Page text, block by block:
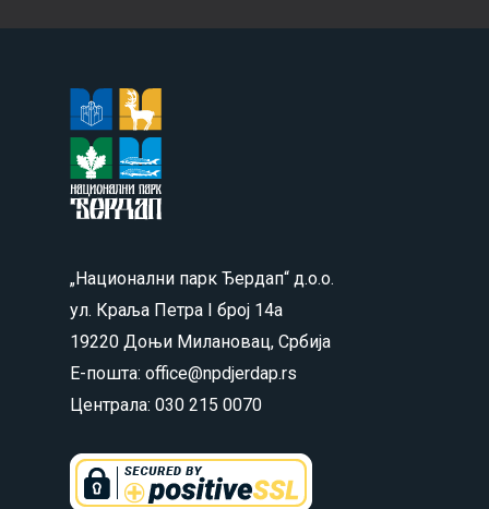
„Национални парк Ђердап“ д.о.о.
ул. Краља Петра I број 14а
19220 Доњи Милановац, Србија
Е-пошта: office@npdjerdap.rs
Централа: 030 215 0070